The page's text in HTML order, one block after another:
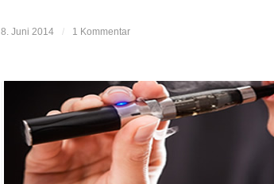
8. Juni 2014 / 1 Kommentar